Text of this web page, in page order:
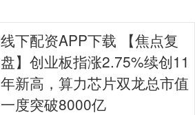
线下配资APP下载 【焦点复
盘】创业板指涨2.75%续创11
年新高，算力芯片双龙总市值
一度突破8000亿